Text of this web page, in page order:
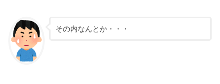
その内なんとか・・・